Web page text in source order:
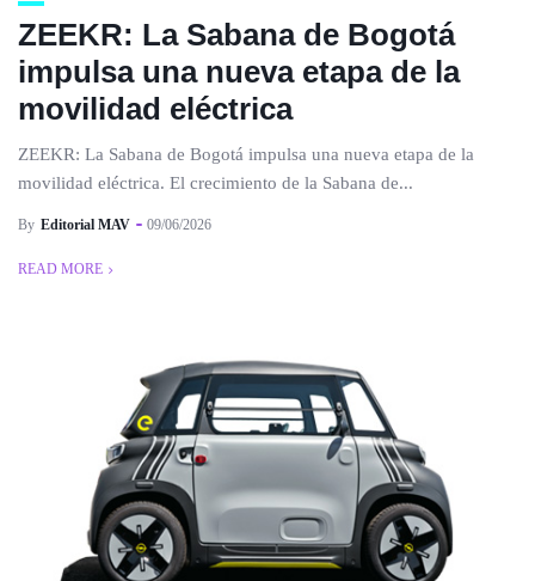
ZEEKR: La Sabana de Bogotá
impulsa una nueva etapa de la
movilidad eléctrica
ZEEKR: La Sabana de Bogotá impulsa una nueva etapa de la
movilidad eléctrica. El crecimiento de la Sabana de...
By Editorial MAV 09/06/2026
READ MORE